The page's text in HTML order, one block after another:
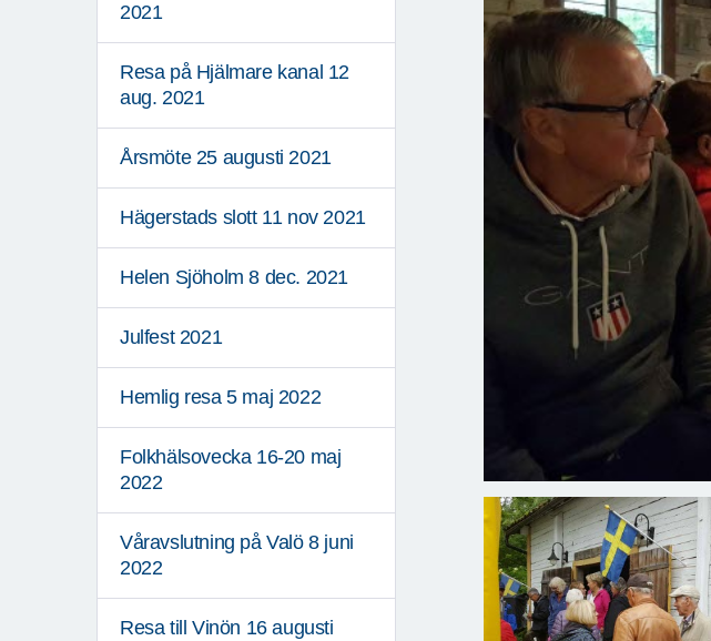
2021
Resa på Hjälmare kanal 12
aug. 2021
Årsmöte 25 augusti 2021
Hägerstads slott 11 nov 2021
Helen Sjöholm 8 dec. 2021
Julfest 2021
Hemlig resa 5 maj 2022
Folkhälsovecka 16-20 maj
2022
Våravslutning på Valö 8 juni
2022
Resa till Vinön 16 augusti